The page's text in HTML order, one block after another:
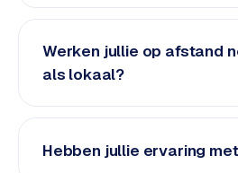
t
e
t
m
r
Werken jullie op afstand
als lokaal?
Hebben jullie ervaring